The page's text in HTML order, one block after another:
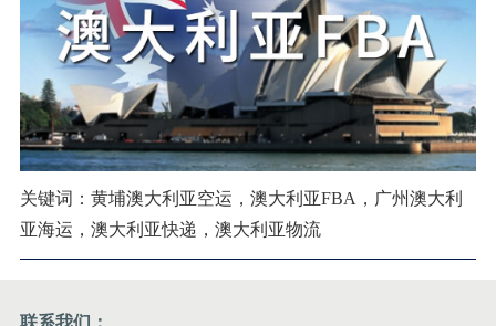
关键词：黄埔澳大利亚空运，澳大利亚FBA，广州澳大利
亚海运，澳大利亚快递，澳大利亚物流